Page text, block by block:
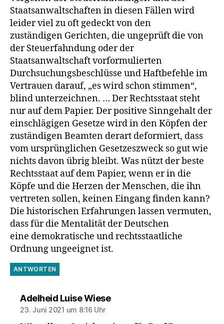
Staatsanwaltschaften in diesen Fällen wird
leider viel zu oft gedeckt von den
zuständigen Gerichten, die ungeprüft die von
der Steuerfahndung oder der
Staatsanwaltschaft vorformulierten
Durchsuchungsbeschlüsse und Haftbefehle im
Vertrauen darauf, „es wird schon stimmen“,
blind unterzeichnen. … Der Rechtsstaat steht
nur auf dem Papier. Der positive Sinngehalt der
einschlägigen Gesetze wird in den Köpfen der
zuständigen Beamten derart deformiert, dass
vom ursprünglichen Gesetzeszweck so gut wie
nichts davon übrig bleibt. Was nützt der beste
Rechtsstaat auf dem Papier, wenn er in die
Köpfe und die Herzen der Menschen, die ihn
vertreten sollen, keinen Eingang finden kann?
Die historischen Erfahrungen lassen vermuten,
dass für die Mentalität der Deutschen
eine demokratische und rechtsstaatliche
Ordnung ungeeignet ist.
ANTWORTEN
Adelheid Luise Wiesesagt:
23. Juni 2021 um 8:16 Uhr